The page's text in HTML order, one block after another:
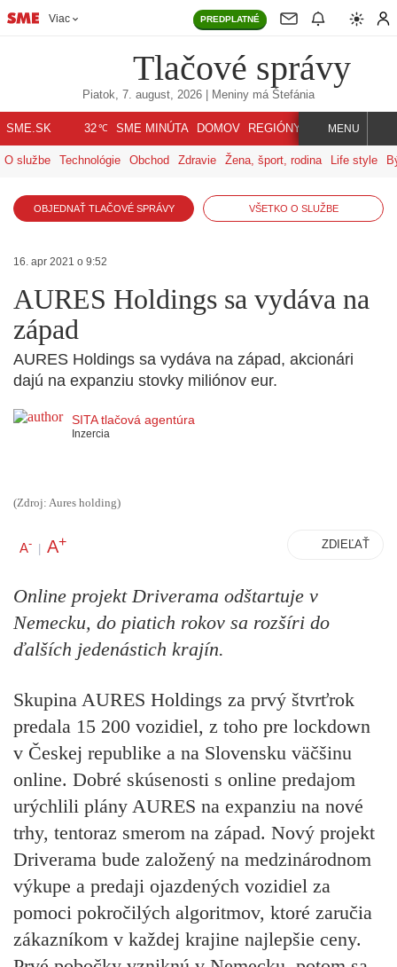
Viac PREDPLATNÉ
Tlačové správy
Piatok, 7. august, 2026 | Meniny má Štefánia
SME.SK 32℃ SME MINÚTA DOMOV REGIÓNY INDEX SVET
MENU
O službe Technológie Obchod Zdravie Žena, šport, rodina Life style
OBJEDNAŤ TLAČOVÉ SPRÁVY VŠETKO O SLUŽBE
16. apr 2021 o 9:52
AURES Holdings sa vydáva na
západ
AURES Holdings sa vydáva na západ, akcionári
dajú na expanziu stovky miliónov eur.
SITA tlačová agentúra
Inzercia
(Zdroj: Aures holding)
A- | A+ ZDIEĽAŤ
Online projekt Driverama odštartuje v
Nemecku, do piatich rokov sa rozšíri do
ďalších jedenástich krajín.
Skupina AURES Holdings za prvý štvrťrok
predala 15 200 vozidiel, z toho pre lockdown
v Českej republike a na Slovensku väčšinu
online. Dobré skúsenosti s online predajom
urýchlili plány AURES na expanziu na nové
trhy, tentoraz smerom na západ. Nový projekt
Driverama bude založený na medzinárodnom
výkupe a predaji ojazdených vozidiel za
pomoci pokročilých algoritmov, ktoré zaručia
zákazníkom v každej krajine najlepšie ceny.